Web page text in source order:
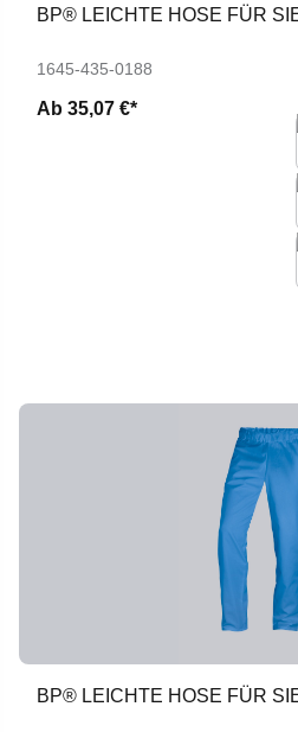
BP® LEICHTE HOSE FÜR
1645-435-0188
Ab 35,07 €*
BP® LEICHTE HOSE FÜR